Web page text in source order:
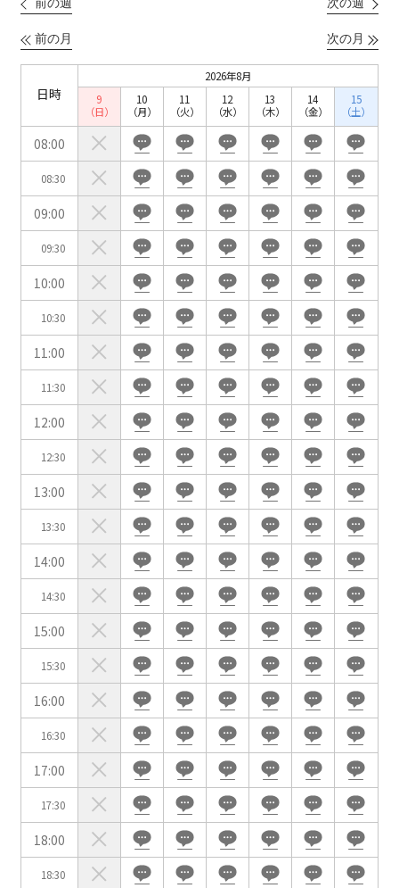
前の週 次の週
前の月 次の月
日時
2026年8月
9
（日）
10
（月）
11
（火）
12
（水）
13
（木）
14
（金）
15
（土）
08:00
08:30
09:00
09:30
10:00
10:30
11:00
11:30
12:00
12:30
13:00
13:30
14:00
14:30
15:00
15:30
16:00
16:30
17:00
17:30
18:00
18:30
お電話でのお問合せ
03-3346-1396
受付時間 9:00～18:00（土日祝日・年末年始を除く）
WEBからのお問合せ
お問合せフォーム
口の字型 島型 T字島型
面積
会場の種類
イベントホール 会議室
こだわり条件※複数選択可能
特長で選ぶ
駅直結
天井高3.5ｍ以上
窓があり開放感のある
会場
喫煙所あり
大型スクリーンあり
控室あり
4t車以上荷捌きあり
裏導線あり
時間貸し駐車場あり
専有回線(NURO)あり
用途で選ぶ
パーティ・懇親会
株主総会・IR
e-sports大会
プレス発表
試験
展示会・販売会